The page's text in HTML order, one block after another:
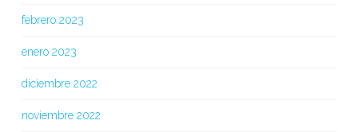
febrero 2023
enero 2023
diciembre 2022
noviembre 2022